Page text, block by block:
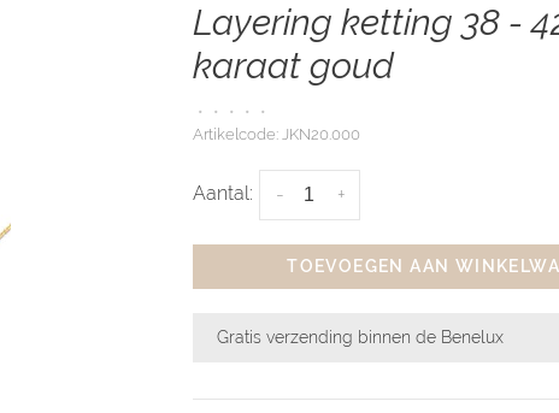
Layering ketting 38 -
karaat goud
• • • •
•
Artikelcode:JKN20.000
Aantal: +
-
TOEVOEGEN AAN
Gratis verzending binnen de Benelux